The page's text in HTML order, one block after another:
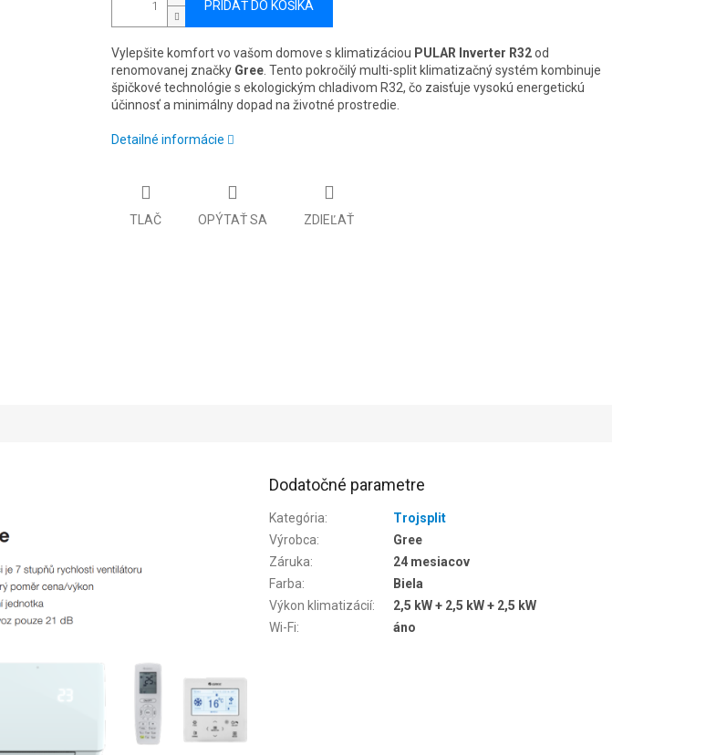
PRIDAŤ DO KOŠÍKA
Vylepšite komfort vo vašom domove s klimatizáciou PULAR Inverter R32od
renomovanej značky Gree. Tento pokročilý multi-split klimatizačný systém kombinuje
špičkové technológie s ekologickým chladivom R32, čo zaisťuje vysokú energetickú
účinnosť a minimálny dopad na životné prostredie.
Detailné informácie
TLAČ OPÝTAŤ SA ZDIEĽAŤ
Dodatočné parametre
Kategória:
Trojsplit
Výrobca:
Gree
Záruka:
24 mesiacov
Farba:
Biela
Výkon klimatizácií:
2,5 kW + 2,5 kW + 2,5 kW
Wi-Fi: áno